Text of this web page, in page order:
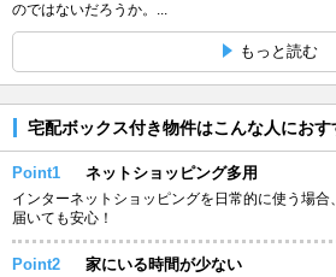
のではないだろうか。...
もっと読む
宅配ボックス付き物件はこんな人におす
Point1 ネットショッピング多用
インターネットショッピングを日常的に使う場
届いても安心！
Point2 家にいる時間が少ない